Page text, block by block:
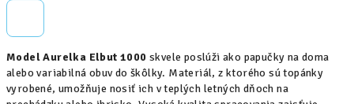
Model Aurelka Elbut 1000 skvele poslúži ako papučky na doma
alebo variabilná obuv do škôlky. Materiál, z ktorého sú topánky
vyrobené, umožňuje nosiť ich v teplých letných dňoch na